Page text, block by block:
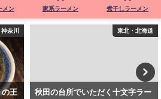
メン 家系ラーメン 煮干しラーメン
神奈川
の王
東北・北海道
秋田の台所でいただく十文字ラー